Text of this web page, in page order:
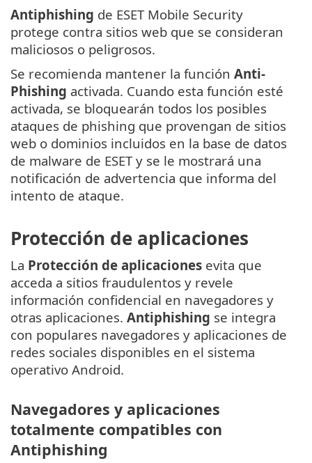
Antiphishing de ESET Mobile Security
protege contra sitios web que se consideran
maliciosos o peligrosos.
Se recomienda mantener la función Anti-
Phishing activada. Cuando esta función esté
activada, se bloquearán todos los posibles
ataques de phishing que provengan de sitios
web o dominios incluidos en la base de datos
de malware de ESET y se le mostrará una
notificación de advertencia que informa del
intento de ataque.
Protección de aplicaciones
La Protección de aplicaciones evita que
acceda a sitios fraudulentos y revele
información confidencial en navegadores y
otras aplicaciones. Antiphishing se integra
con populares navegadores y aplicaciones de
redes sociales disponibles en el sistema
operativo Android.
Navegadores y aplicaciones
totalmente compatibles con
Antiphishing